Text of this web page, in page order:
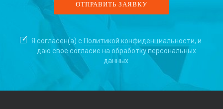
Я согласен(а) с Политикой конфиденциальности, и
даю свое согласие на обработку персональных
данных.